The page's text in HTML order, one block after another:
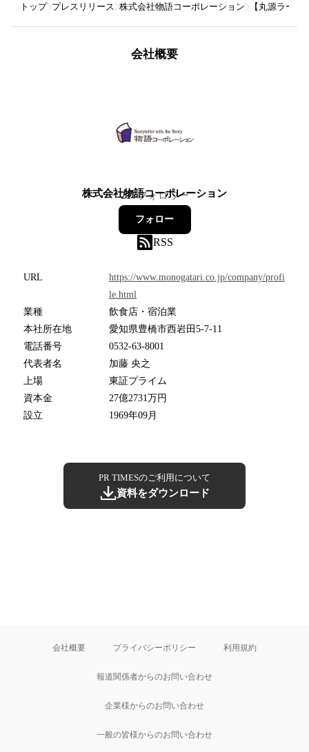
トップ プレスリリース 株式会社物語コーポレーション 【丸源ラー
会社概要
株式会社物語コーポレーション
217フォロワー
フォロー
RSS
URL
https://www.monogatari.co.jp/company/profi
le.html
業種
飲食店・宿泊業
本社所在地
愛知県豊橋市西岩田5-7-11
電話番号
0532-63-8001
代表者名
加藤 央之
上場
東証プライム
資本金
27億2731万円
設立
1969年09月
PR TIMESのご利用について
資料をダウンロード
会社概要 プライバシーポリシー 利用規約
報道関係者からのお問い合わせ
企業様からのお問い合わせ
一般の皆様からのお問い合わせ